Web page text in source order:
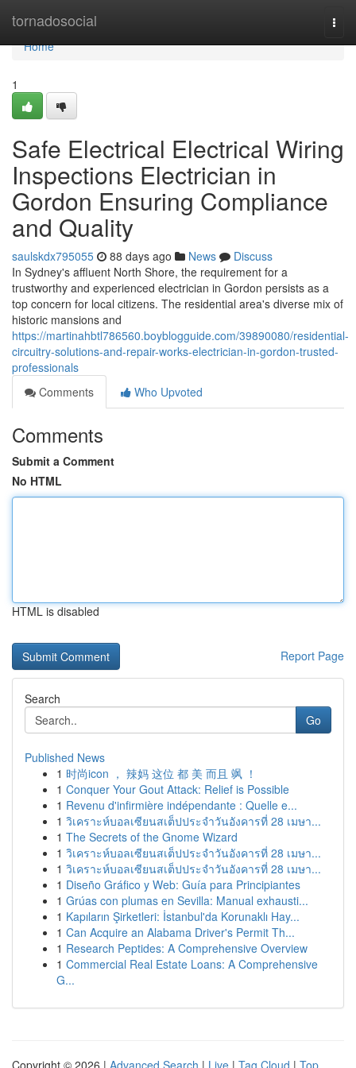
tornadosocial
Home
Home
1
Safe Electrical Electrical Wiring
Inspections Electrician in
Gordon Ensuring Compliance
and Quality
saulskdx795055 88 days ago News
Discuss
In Sydney's affluent North Shore, the requirement for a
trustworthy and experienced electrician in Gordon persists as a
top concern for local citizens. The residential area's diverse mix of
historic mansions and
https://martinahbtl786560.boyblogguide.com/39890080/residential-
circuitry-solutions-and-repair-works-electrician-in-gordon-trusted-
professionals
Comments
Who Upvoted
Comments
Submit a Comment
No HTML
HTML is disabled
Report Page
Search
Go
Published News
1 时尚icon ， 辣妈 这位 都 美 而且 飒 ！
1 Conquer Your Gout Attack: Relief is Possible
1 Revenu d'infirmière indépendante : Quelle e...
1 วิเคราะห์บอลเซียนสเต็ปประจำวันอังคารที่ 28 เมษา...
1 The Secrets of the Gnome Wizard
1 วิเคราะห์บอลเซียนสเต็ปประจำวันอังคารที่ 28 เมษา...
1 วิเคราะห์บอลเซียนสเต็ปประจำวันอังคารที่ 28 เมษา...
1 Diseño Gráfico y Web: Guía para Principiantes
1 Grúas con plumas en Sevilla: Manual exhausti...
1 Kapıların Şirketleri: İstanbul'da Korunaklı Hay...
1 Can Acquire an Alabama Driver's Permit Th...
1 Research Peptides: A Comprehensive Overview
1 Commercial Real Estate Loans: A Comprehensive
G...
Copyright © 2026 | Advanced Search | Live | Tag Cloud | Top